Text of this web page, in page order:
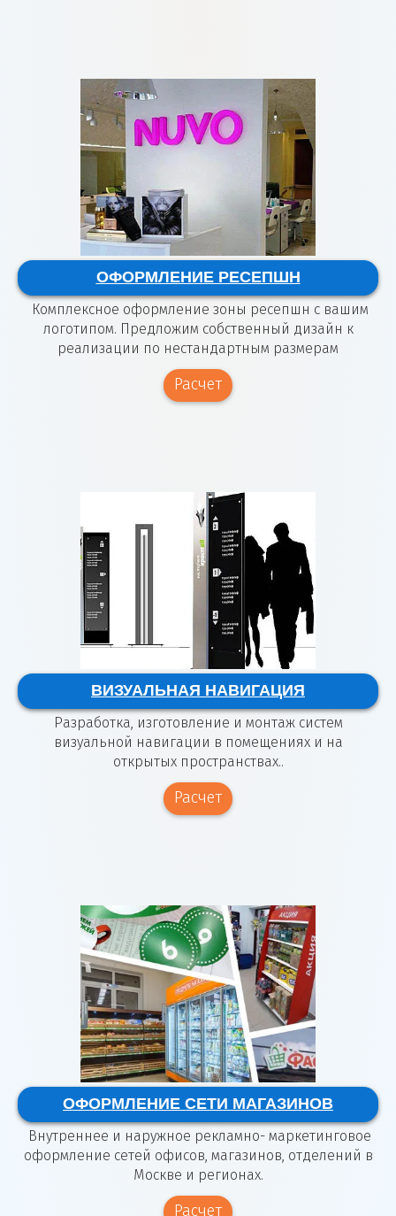
ОФОРМЛЕНИЕ РЕСЕПШН
Комплексное оформление зоны ресепшн с вашим
логотипом. Предложим собственный дизайн к
реализации по нестандартным размерам
Расчет
ВИЗУАЛЬНАЯ НАВИГАЦИЯ
Разработка, изготовление и монтаж систем
визуальной навигации в помещениях и на
открытых пространствах..
Расчет
ОФОРМЛЕНИЕ СЕТИ МАГАЗИНОВ
Внутреннее и наружное рекламно- маркетинговое
оформление сетей офисов, магазинов, отделений в
Москве и регионах.
Расчет